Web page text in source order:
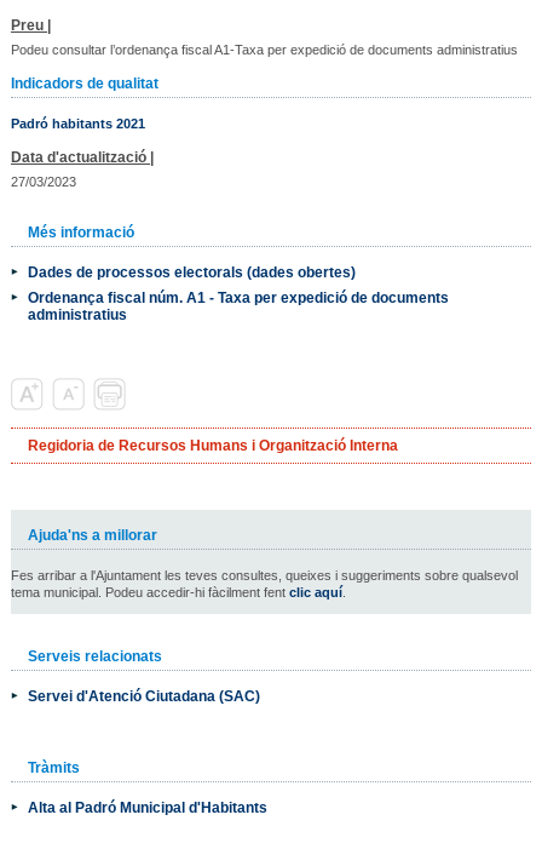
Preu |
Podeu consultar l’ordenança fiscal A1-Taxa per expedició de documents administratius
Indicadors de qualitat
Padró habitants 2021
Data d'actualització |
27/03/2023
Més informació
Dades de processos electorals (dades obertes)
Ordenança fiscal núm. A1 - Taxa per expedició de documents
administratius
Regidoria de Recursos Humans i Organització Interna
Ajuda'ns a millorar
Fes arribar a l'Ajuntament les teves consultes, queixes i suggeriments sobre qualsevol
tema municipal. Podeu accedir-hi fàcilment fent clic aquí.
Serveis relacionats
Servei d'Atenció Ciutadana (SAC)
Tràmits
Alta al Padró Municipal d'Habitants